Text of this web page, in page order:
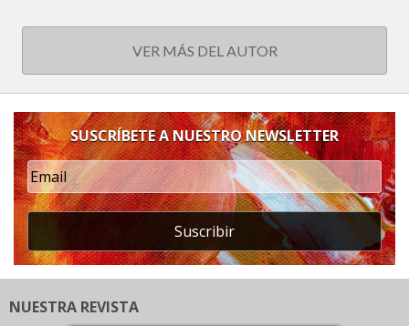
VER MÁS DEL AUTOR
SUSCRÍBETE A NUESTRO NEWSLETTER
Suscribir
NUESTRA REVISTA